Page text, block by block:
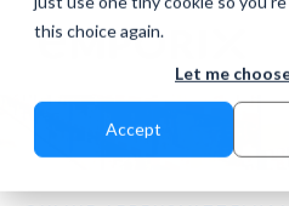
this choice again.
Let me
Accept